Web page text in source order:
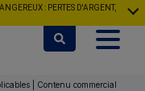
: PERTES D'ARGENT,
| Contenu commercial